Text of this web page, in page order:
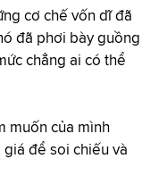
cơ chế vốn dĩ đã
đã phơi bày guồng
chẳng ai có thể
muốn của mình
để soi chiếu và